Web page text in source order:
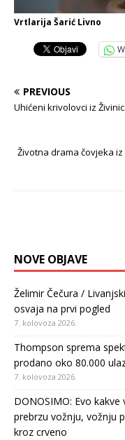
Vrtlarija Šarić Livno
PREVIOUS
Uhićeni krivolovci iz
Životna drama čovjeka iz
NOVE OBJAVE
Želimir Čečura /
osvaja na prvi pogled
7. kolovoza 2026.
Thompson sprema
prodano oko 80.000
7. kolovoza 2026.
DONOSIMO: Evo
prebrzu vožnju, vožnju
kroz crveno